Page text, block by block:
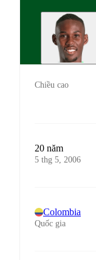
Chiều cao
20 năm
5 thg 5, 2006
Colombia
Quốc gia